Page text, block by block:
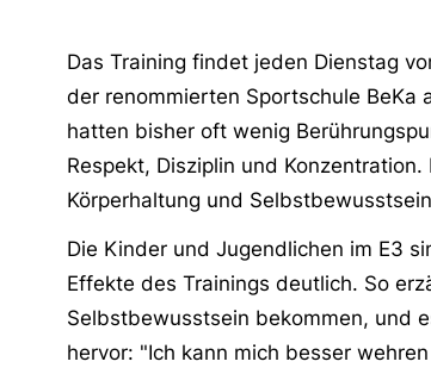
Das Training findet jeden Dienstag
der renommierten Sportschule BeKa
hatten bisher oft wenig
Respekt, Disziplin und
Körperhaltung und
Die Kinder und Jugendlichen im E3
Effekte des Trainings deutlich. So
Selbstbewusstsein bekommen, und
hervor: "Ich kann mich besser